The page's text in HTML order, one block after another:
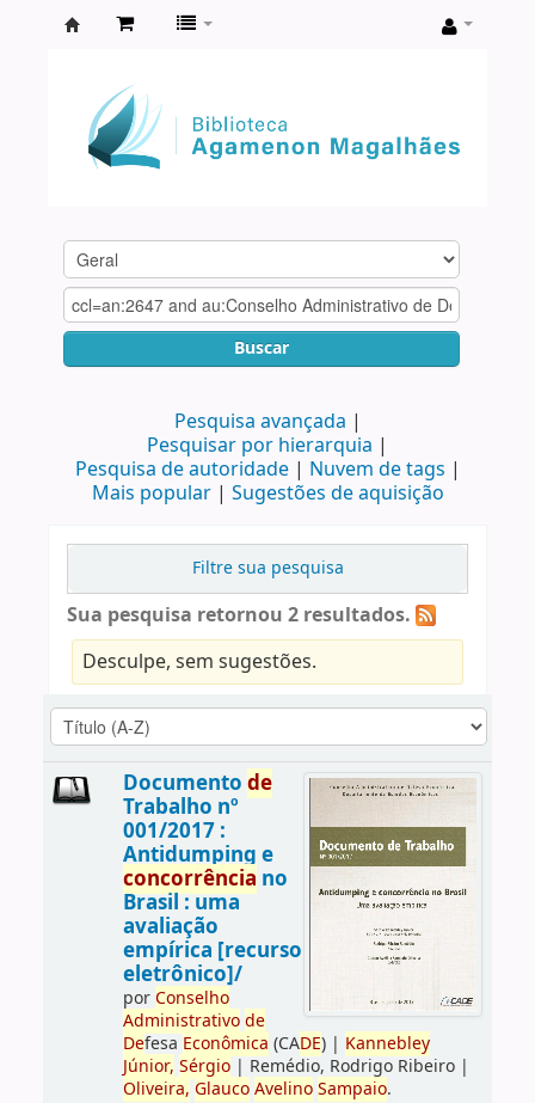
Agamenon
Magalhães
Buscar
Pesquisa avançada
Pesquisar por hierarquia
Pesquisa de autoridade
Nuvem de tags
Mais popular
Sugestões de aquisição
Filtre sua pesquisa
Sua pesquisa retornou 2 resultados.
Desculpe, sem sugestões.
Documento de
Trabalho nº
001/2017 :
Antidumping e
concorrência no
Brasil : uma
avaliação
empírica [recurso
eletrônico]/
porConselho
Administrativo de
Defesa Econômica (CADE)| Kannebley
Júnior, Sérgio| Remédio, Rodrigo Ribeiro|
Oliveira, Glauco Avelino Sampaio.